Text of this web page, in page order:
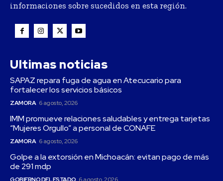
informaciones sobre sucedidos en esta región.
Ultimas noticias
SAPAZ repara fuga de agua en Atecucario para
fortalecer los servicios básicos
ZAMORA 6 agosto, 2026
IMM promueve relaciones saludables y entrega tarjetas
“Mujeres Orgullo” a personal de CONAFE
ZAMORA 6 agosto, 2026
Golpe a la extorsión en Michoacán: evitan pago de más
de 291 mdp